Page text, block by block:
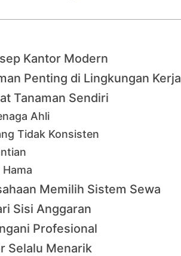
Kantor Modern
Penting di Lingkungan Kerja
Tanaman Sendiri
Ahli
Tidak Konsisten
Memilih Sistem Sewa
Sisi Anggaran
Profesional
Selalu Menarik